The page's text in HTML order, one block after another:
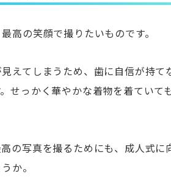
高の笑顔で撮りたいものです。
えてしまうため、歯に自信が持て
せっかく華やかな着物を着てい
の写真を撮るためにも、成人式
か。